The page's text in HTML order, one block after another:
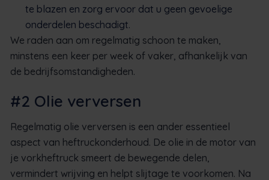
te blazen en zorg ervoor dat u geen gevoelige
onderdelen beschadigt.
We raden aan om regelmatig schoon te maken,
minstens een keer per week of vaker, afhankelijk van
de bedrijfsomstandigheden.
#2 Olie verversen
Regelmatig olie verversen is een ander essentieel
aspect van heftruckonderhoud. De olie in de motor van
je vorkheftruck smeert de bewegende delen,
vermindert wrijving en helpt slijtage te voorkomen. Na